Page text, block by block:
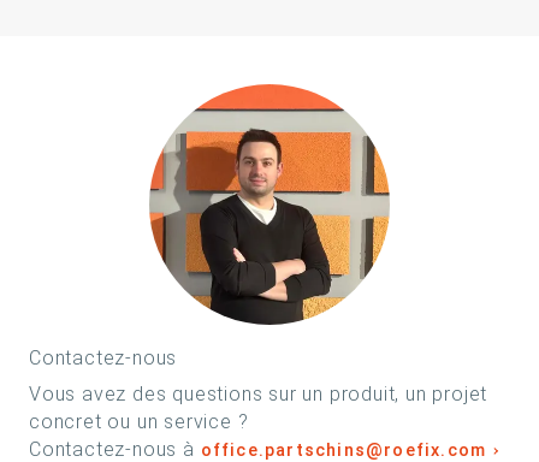
Contactez-nous
Vous avez des questions sur un produit, un projet
concret ou un service ?
Contactez-nous à office.partschins@roefix.com